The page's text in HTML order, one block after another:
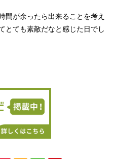
間が余ったら出来ることを考え
とても素敵だなと感じた日でし